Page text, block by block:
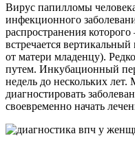
Вирус папилломы
инфекционного
распространения
встречается
от матери младенцу).
путем. Инкубационный
недель до нескольких
диагностировать
своевременно начать